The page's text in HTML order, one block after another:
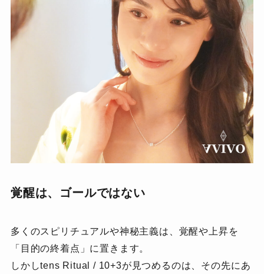
覚醒は、ゴールではない
多くのスピリチュアルや神秘主義は、覚醒や上昇を
「目的の終着点」に置きます。
しかしtens Ritual / 10+3が見つめるのは、その先にあ